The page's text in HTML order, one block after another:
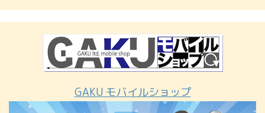
GAKU モバイルショップ